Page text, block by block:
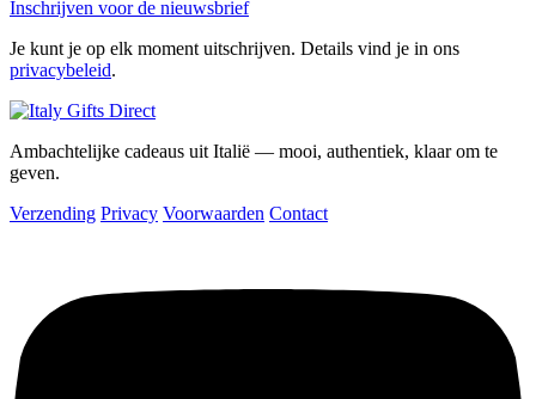
Inschrijven voor de nieuwsbrief
Je kunt je op elk moment uitschrijven. Details vind je in ons
privacybeleid.
Ambachtelijke cadeaus uit Italië — mooi, authentiek, klaar om te
geven.
Verzending Privacy Voorwaarden Contact